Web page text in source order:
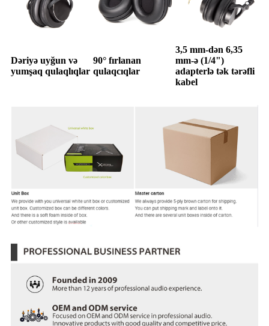
Dəriyə uyğun və
yumşaq qulaqlıqlar
90° fırlanan
qulaqcıqlar
3,5 mm-dən 6,35
mm-ə (1/4")
adapterlə tək tərəfli
kabel